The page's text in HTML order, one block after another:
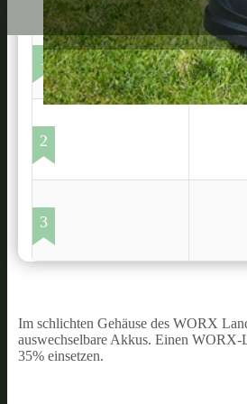
1
2
3
Im schlichten Gehäuse des WORX
auswechselbare Akkus. Einen
35% einsetzen.